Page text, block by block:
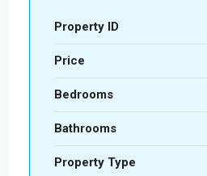
Property ID
Price
Bedrooms
Bathrooms
Property Type